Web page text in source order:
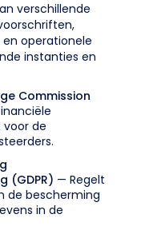
verschillende
operationele
instanties en
Commission
voor de
(GDPR) — Regelt
de bescherming
in de